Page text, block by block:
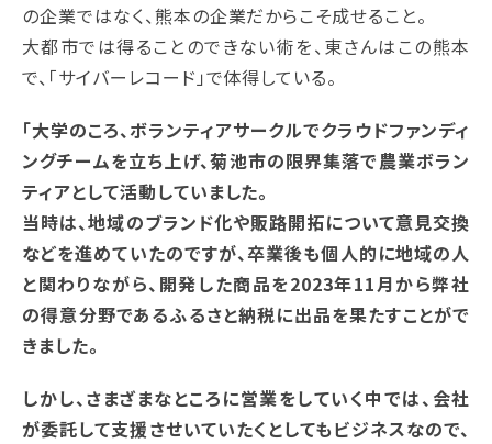
の企業ではなく、熊本の企業だからこそ成せること。
大都市では得ることのできない術を、東さんはこの熊本
で、「サイバーレコード」で体得している。
「大学のころ、ボランティアサークルでクラウドファンディ
ングチームを立ち上げ、菊池市の限界集落で農業ボラン
ティアとして活動していました。
当時は、地域のブランド化や販路開拓について意見交換
などを進めていたのですが、卒業後も個人的に地域の人
と関わりながら、開発した商品を2023年11月から弊社
の得意分野であるふるさと納税に出品を果たすことがで
きました。
しかし、さまざまなところに営業をしていく中では、会社
が委託して支援させいていたくとしてもビジネスなので、